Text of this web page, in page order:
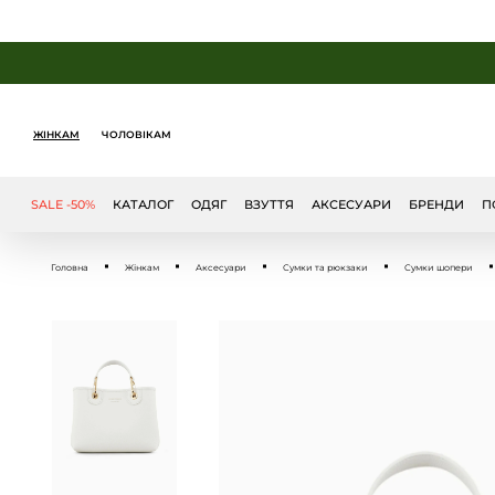
ЖІНКАМ ЧОЛОВІКАМ
SALE -50% БРЕНДИ
КАТАЛОГ ОДЯГ ВЗУТТЯ АКСЕСУАРИ
Головна Жінкам Аксесуари Сумки та рюкзаки Сумки шопери